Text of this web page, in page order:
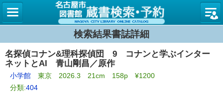
名古屋
検索結果書誌詳細
名探偵コナン&理科探偵団 9 コナンと学ぶインター
ネットとAI 青山剛昌／原作
小学館 東京 2026.3 21cm 158p ¥1200
分類:404